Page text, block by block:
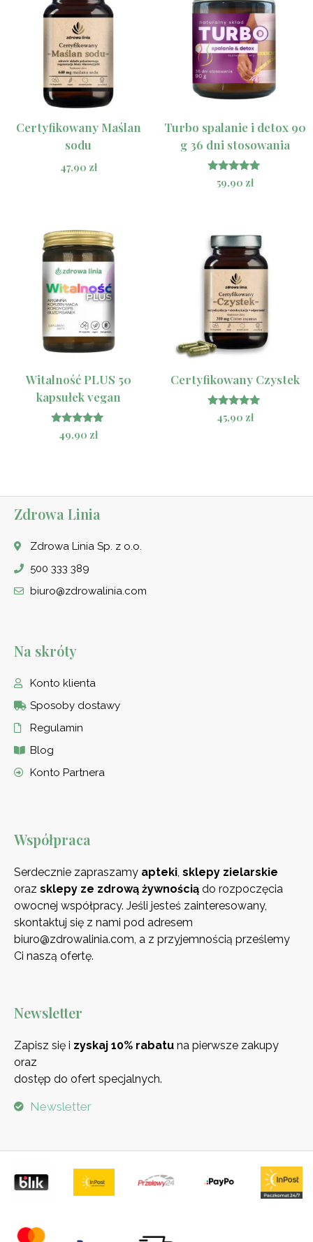
Certyfikowany Maślan
sodu
47,90 zł
Turbo spalanie i detox 90
g 36 dni stosowania
Oceniono
5.00
59,90 zł
Witalność PLUS 50
kapsułek vegan
Oceniono
5.00
49,90 zł
Certyfikowany Czystek
Oceniono
4.88
45,90 zł
Zdrowa Linia
Zdrowa Linia Sp. z o.o.
500 333 389
biuro@zdrowalinia.com
Na skróty
Konto klienta
Sposoby dostawy
Regulamin
Blog
Konto Partnera
Współpraca
Serdecznie zapraszamy apteki, sklepy zielarskie
oraz sklepy ze zdrową żywnością do rozpoczęcia
owocnej współpracy. Jeśli jesteś zainteresowany,
skontaktuj się z nami pod adresem
biuro@zdrowalinia.com, a z przyjemnością prześlemy
Ci naszą ofertę.
Newsletter
Zapisz się i zyskaj 10% rabatu na pierwsze zakupy
oraz
dostęp do ofert specjalnych.
Newsletter